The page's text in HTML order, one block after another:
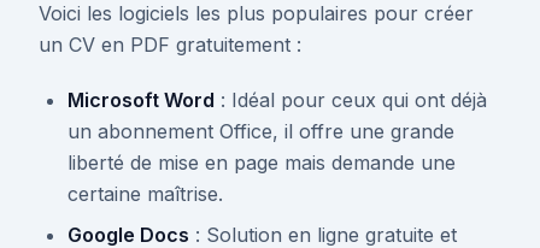
Voici les logiciels les plus populaires pour créer
un CV en PDF gratuitement :
Microsoft Word : Idéal pour ceux qui ont déjà
un abonnement Office, il offre une grande
liberté de mise en page mais demande une
certaine maîtrise.
Google Docs : Solution en ligne gratuite et